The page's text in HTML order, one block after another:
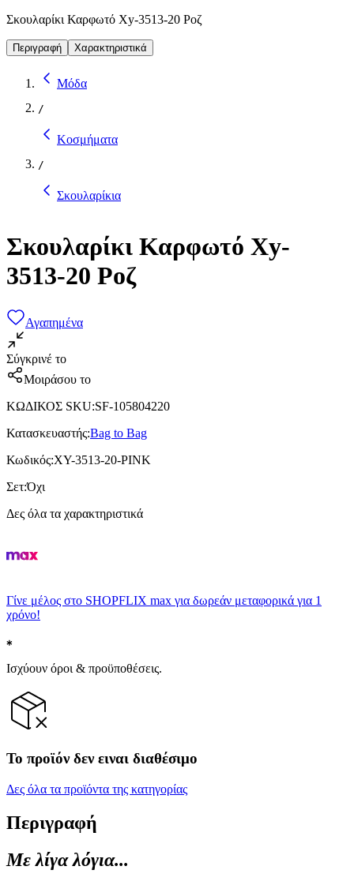
Σκουλαρίκι Καρφωτό Xy-3513-20 Ροζ
Περιγραφή Χαρακτηριστικά
Μόδα
/
Κοσμήματα
/
Σκουλαρίκια
Σκουλαρίκι Καρφωτό Xy-
3513-20 Ροζ
Αγαπημένα
Σύγκρινέ το
Μοιράσου το
ΚΩΔΙΚΟΣ SKU:SF-105804220
Κατασκευαστής:Bag to Bag
Κωδικός:XY-3513-20-PINK
Σετ:Όχι
Δες όλα τα χαρακτηριστικά
Γίνε μέλος στο SHOPFLIX max για δωρεάν μεταφορικά για 1
χρόνο!
Ισχύουν όροι & προϋποθέσεις.
Το προϊόν δεν ειναι διαθέσιμο
Δες όλα τα προϊόντα της κατηγορίας
Περιγραφή
Με λίγα λόγια...